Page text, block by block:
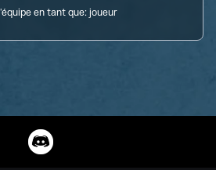
en tant que:joueur